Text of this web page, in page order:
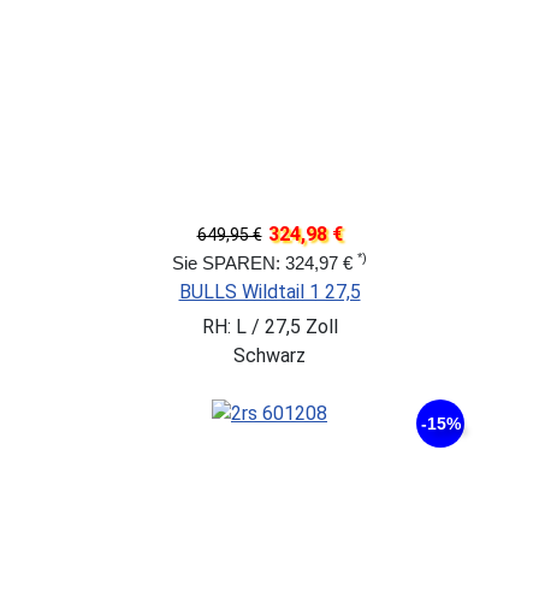
649,95 € 324,98 €
Sie SPAREN: 324,97 € *)
BULLS Wildtail 1 27,5
RH: L / 27,5 Zoll
Schwarz
-15%